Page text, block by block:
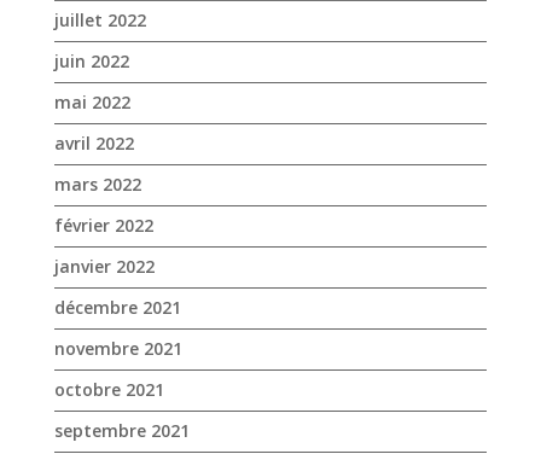
février 2022
janvier 2022
décembre 2021
novembre 2021
octobre 2021
septembre 2021
août 2021
juillet 2021
juin 2021
mai 2021
avril 2021